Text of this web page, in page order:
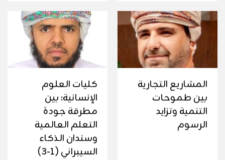
المشاريع التجارية
بين طموحات
التنمية وتزايد
الرسوم
كليات العلوم
الإنسانية: بين
مطرقة جودة
التعلم العالمية
وسندان الذكاء
السيبراني (1-3)